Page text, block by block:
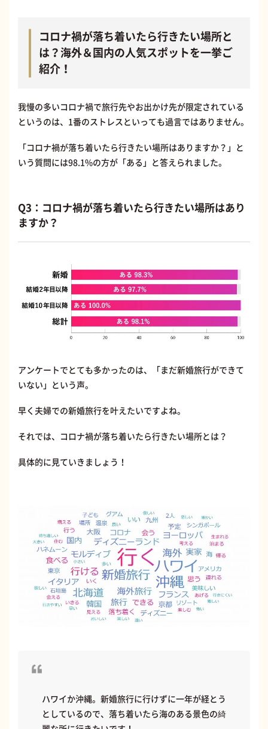
コロナ禍が落ち着いたら行きたい場所と
は？海外＆国内の人気スポットを一挙ご
紹介！
我慢の多いコロナ禍で旅行先やお出かけ先が限定されている
というのは、1番のストレスといっても過言ではありません。
「コロナ禍が落ち着いたら行きたい場所はありますか？」と
いう質問には98.1%の方が「ある」と答えられました。
Q3：コロナ禍が落ち着いたら行きたい場所はあり
ますか？
アンケートでとても多かったのは、「まだ新婚旅行ができて
いない」という声。
早く夫婦での新婚旅行を叶えたいですよね。
それでは、コロナ禍が落ち着いたら行きたい場所とは？
具体的に見ていきましょう！
ハワイか沖縄。新婚旅行に行けずに一年が経とう
としているので、落ち着いたら海のある景色の綺